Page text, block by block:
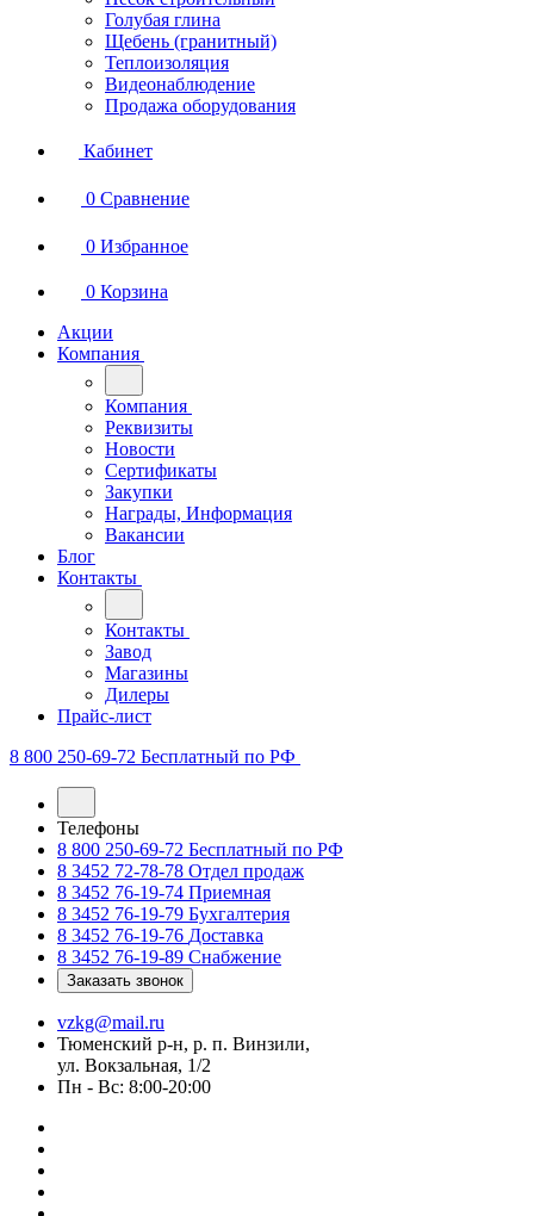
Голубая глина
Щебень (гранитный)
Теплоизоляция
Видеонаблюдение
Продажа оборудования
Кабинет
0 Сравнение
0 Избранное
0 Корзина
Акции
Компания
Компания
Реквизиты
Новости
Сертификаты
Закупки
Награды, Информация
Вакансии
Блог
Контакты
Контакты
Завод
Магазины
Дилеры
Прайс-лист
8 800 250-69-72 Бесплатный по РФ
Телефоны
8 800 250-69-72 Бесплатный по РФ
8 3452 72-78-78 Отдел продаж
8 3452 76-19-74 Приемная
8 3452 76-19-79 Бухгалтерия
8 3452 76-19-76 Доставка
8 3452 76-19-89 Снабжение
Заказать звонок
vzkg@mail.ru
Тюменский р-н, р. п. Винзили,
ул. Вокзальная, 1/2
Пн - Вс: 8:00-20:00